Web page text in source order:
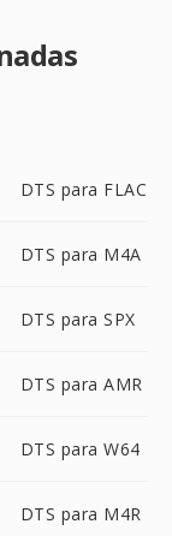
DTS para FLAC
DTS para M4A
DTS para SPX
DTS para AMR
DTS para W64
DTS para M4R